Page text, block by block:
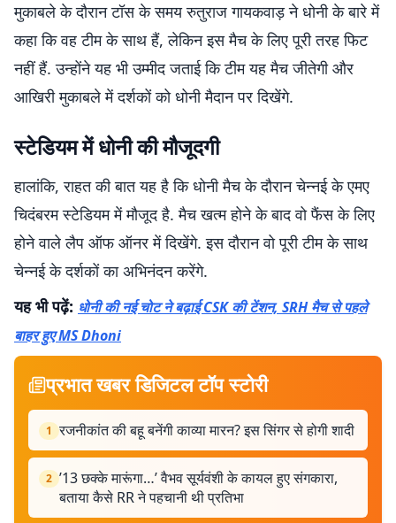
मुकाबले के दौरान टॉस के समय रुतुराज गायकवाड़ ने धोनी के बारे में
कहा कि वह टीम के साथ हैं, लेकिन इस मैच के लिए पूरी तरह फिट
नहीं हैं. उन्होंने यह भी उम्मीद जताई कि टीम यह मैच जीतेगी और
आखिरी मुकाबले में दर्शकों को धोनी मैदान पर दिखेंगे.
स्टेडियम में धोनी की मौजूदगी
हालांकि, राहत की बात यह है कि धोनी मैच के दौरान चेन्नई के एमए
चिदंबरम स्टेडियम में मौजूद है. मैच खत्म होने के बाद वो फैंस के लिए
होने वाले लैप ऑफ ऑनर में दिखेंगे. इस दौरान वो पूरी टीम के साथ
चेन्नई के दर्शकों का अभिनंदन करेंगे.
यह भी पढ़ें: धोनी की नई चोट ने बढ़ाई CSK की टेंशन, SRH मैच से पहले
बाहर हुए MS Dhoni
प्रभात खबर डिजिटल टॉप स्टोरी
1 रजनीकांत की बहू बनेंगी काव्या मारन? इस सिंगर से होगी शादी
2 ’13 छक्के मारूंगा…’ वैभव सूर्यवंशी के कायल हुए संगकारा,
बताया कैसे RR ने पहचानी थी प्रतिभा